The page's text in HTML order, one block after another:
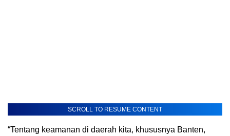
SCROLL TO RESUME CONTENT
“Tentang keamanan di daerah kita, khususnya Banten,